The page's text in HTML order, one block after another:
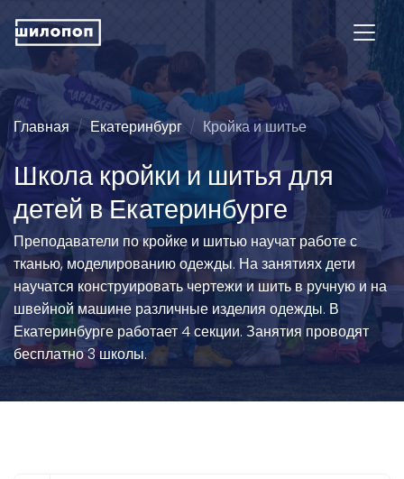
Главная Екатеринбург Кройка и шитье
Школа кройки и шитья для
детей в Екатеринбурге
Преподаватели по кройке и шитью научат работе с
тканью, моделированию одежды. На занятиях дети
научатся конструировать чертежи и шить в ручную и на
швейной машине различные изделия одежды. В
Екатеринбурге работает 4 секции. Занятия проводят
бесплатно 3 школы.